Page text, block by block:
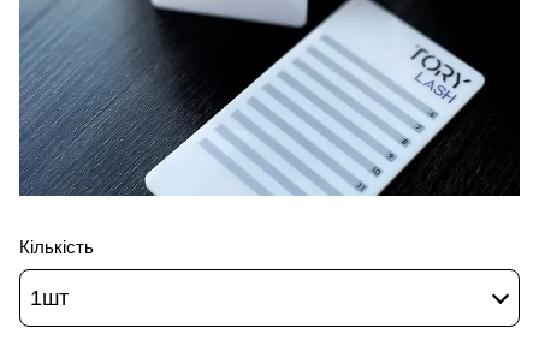
Кількість
1шт